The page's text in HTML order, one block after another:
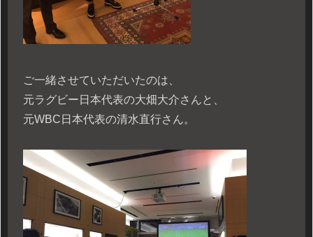
ご一緒させていただいたのは、
元ラグビー日本代表の大畑大介さんと、
元WBC日本代表の清水直行さん。